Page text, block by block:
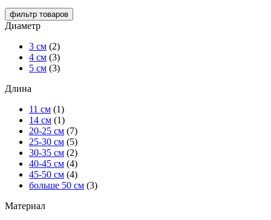
фильтр товаров
Диаметр
3 см (2)
4 см (3)
5 см (3)
Длина
11 см (1)
14 см (1)
20-25 см (7)
25-30 см (5)
30-35 см (2)
40-45 см (4)
45-50 см (4)
больше 50 см (3)
Материал